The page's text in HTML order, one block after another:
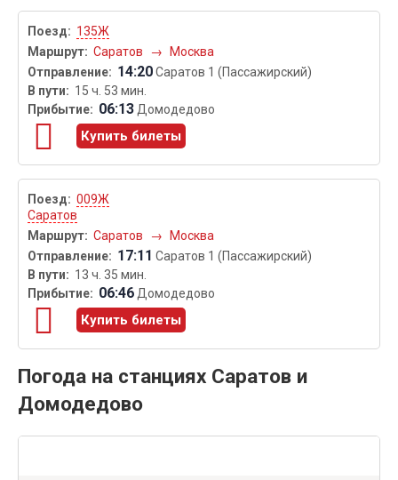
135Ж
Саратов
→ Москва
14:20Саратов 1 (Пассажирский)
15 ч. 53 мин.
06:13Домодедово
Купить билеты
009Ж
Саратов
Саратов
→ Москва
17:11 Саратов 1 (Пассажирский)
13 ч. 35 мин.
06:46Домодедово
Купить билеты
Погода на станциях Саратов и
Домодедово